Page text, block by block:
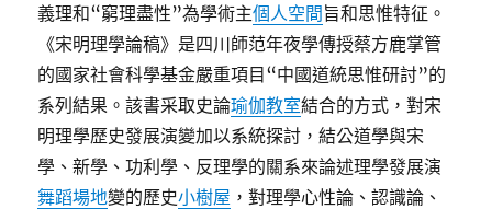
義理和“窮理盡性”為學術主個人空間 旨和思惟特征。
《宋明理學論稿》是四川師范年夜學傳授蔡方鹿掌管
的國家社會科學基金嚴重項目“中國道統思惟研討”的
系列結果。該書采取史論瑜伽教室結合的方式，對宋
明理學歷史發展演變加以系統探討，結公道學與宋
學、新學、功利學、反理學的關系來論述理學發展演
舞蹈場地變的歷史小樹屋 ，對理學心性論、認識論、